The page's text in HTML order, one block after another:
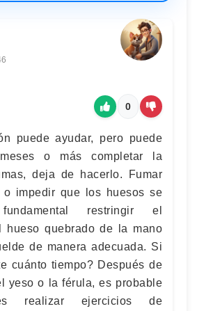
0
puede ayudar, pero puede
o más completar la
deja de hacerlo. Fumar
o impedir que los huesos se
restringir el
hueso quebrado de la mano
de manera adecuada. Si
cuánto tiempo? Después de
yeso o la férula, es probable
realizar ejercicios de